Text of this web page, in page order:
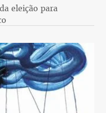
eleição para